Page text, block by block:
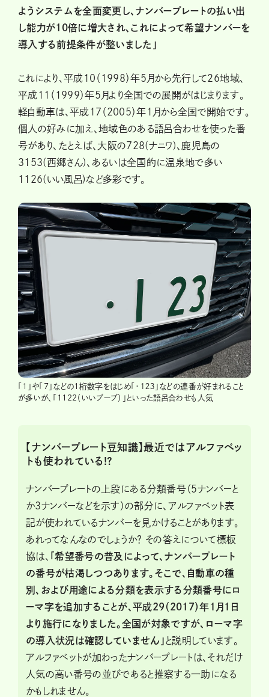
ようシステムを全面変更し、ナンバープレートの払い出
し能力が10倍に増大され、これによって希望ナンバーを
導入する前提条件が整いました」
これにより、平成10（1998）年5月から先行して26地域、
平成11（1999）年5月より全国での展開がはじまります。
軽自動車は、平成17（2005）年1月から全国で開始です。
個人の好みに加え、地域色のある語呂合わせを使った番
号があり、たとえば、大阪の728(ナニワ)、鹿児島の
3153(西郷さん)、あるいは全国的に温泉地で多い
1126(いい風呂)など多彩です。
「1」や「7」などの1桁数字をはじめ「・１２３」などの連番が好まれること
が多いが、「1122（いいブーブ）」といった語呂合わせも人気
【ナンバープレート豆知識】最近ではアルファベッ
トも使われている!?
ナンバープレートの上段にある分類番号（５ナンバーと
か３ナンバーなどを示す）の部分に、アルファベット表
記が使われているナンバーを見かけることがあります。
あれってなんなのでしょうか？ その答えについて標板
協は、
「希望番号の普及によって、ナンバープレート
の番号が枯渇しつつあります。そこで、自動車の種
別、および用途による分類を表示する分類番号にロ
ーマ字を追加することが、平成29（2017）年１月１日
より施行になりました。全国が対象ですが、ローマ字
の導入状況は確認していません」と説明しています。
アルファベットが加わったナンバープレートは、それだけ
人気の高い番号の並びであると推察する一助になる
かもしれません。